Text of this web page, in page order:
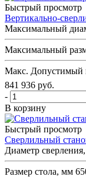
Быстрый просмотр
Вертикально-
Максимальный
Максимальный
Макс. Допустимый
841 936 руб.
-
В корзину
Быстрый просмотр
Сверлильный
Диаметр
Размер стола, мм